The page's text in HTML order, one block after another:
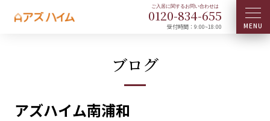
0120-834-655
受付時間：9:00~18:00
ブログ
アズハイム南浦和